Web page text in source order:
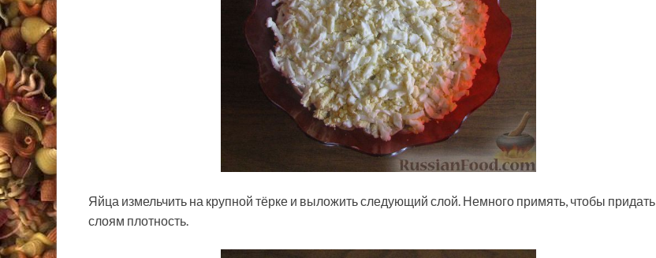
Яйца измельчить на крупной тёрке и выложить следующий слой. Немного примять, чтобы придать
слоям плотность.